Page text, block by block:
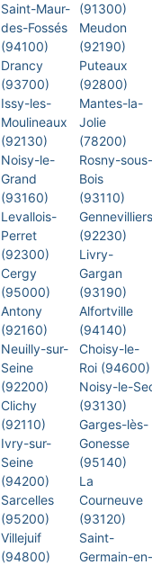
Saint-Maur-
des-Fossés
(94100)
Drancy
(93700)
Issy-les-
Moulineaux
(92130)
Noisy-le-
Grand
(93160)
Levallois-
Perret
(92300)
Cergy
(95000)
Antony
(92160)
Neuilly-sur-
Seine
(92200)
Clichy
(92110)
Ivry-sur-
Seine
(94200)
Sarcelles
(95200)
Villejuif
(94800)
(91300)
Meudon
(92190)
Puteaux
(92800)
Mantes-la-
Jolie
(78200)
Rosny-sous-
Bois
(93110)
Gennevilliers
(92230)
Livry-
Gargan
(93190)
Alfortville
(94140)
Choisy-le-
Roi (94600)
Noisy-le-
(93130)
Garges-lès-
Gonesse
(95140)
La
Courneuve
(93120)
Saint-
Germain-en-